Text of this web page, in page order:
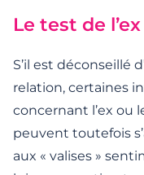
Le test de l’ex
S’il est déconseillé
relation, certaines
concernant l’ex ou
peuvent toutefois
aux « valises »